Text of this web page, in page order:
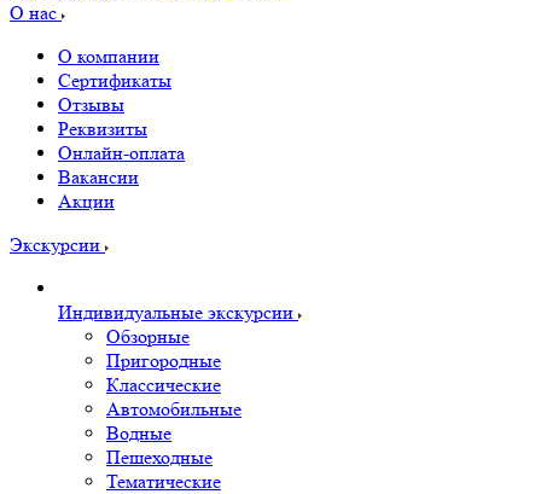
О нас
О компании
Сертификаты
Отзывы
Реквизиты
Онлайн-оплата
Вакансии
Акции
Экскурсии
Индивидуальные экскурсии
Обзорные
Пригородные
Классические
Автомобильные
Водные
Пешеходные
Тематические